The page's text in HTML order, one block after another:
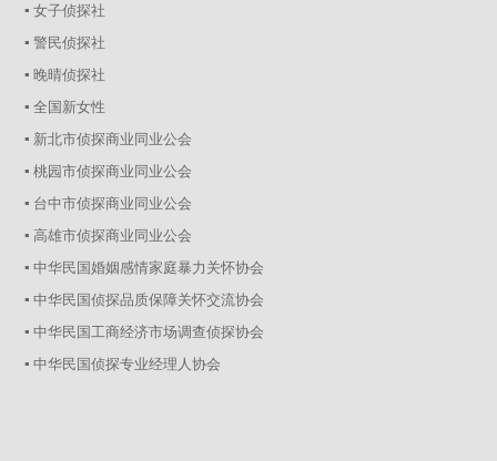
▪ 女子侦探社
▪ 警民侦探社
▪ 晚晴侦探社
▪ 全国新女性
▪ 新北市侦探商业同业公会
▪ 桃园市侦探商业同业公会
▪ 台中市侦探商业同业公会
▪ 高雄市侦探商业同业公会
▪ 中华民国婚姻感情家庭暴力关怀协会
▪ 中华民国侦探品质保障关怀交流协会
▪ 中华民国工商经济市场调查侦探协会
▪ 中华民国侦探专业经理人协会